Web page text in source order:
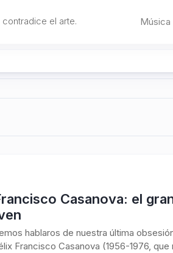
contradice el arte. Música
Casanova: el
hablaros de nuestra última
Francisco Casanova (1956-1976, que